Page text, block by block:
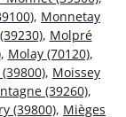
, Monnetay
, Molpré
, Molay (70120),
, Moissey
(39260),
(39800), Mièges